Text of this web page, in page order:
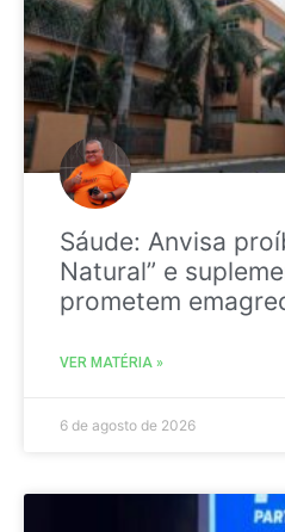
Sáude: Anvisa
Natural” e
prometem
VER MATÉRIA »
6 de agosto de 2026